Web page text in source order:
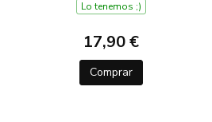
Lo tenemos ;)
17,90 €
Comprar